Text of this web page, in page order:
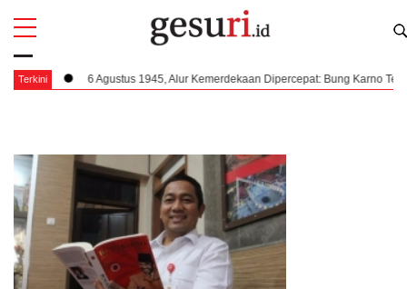
Terkini
Alur Kemerdekaan Dipercepat: Bung Karno Terima Panggilan Mendadak ke
All